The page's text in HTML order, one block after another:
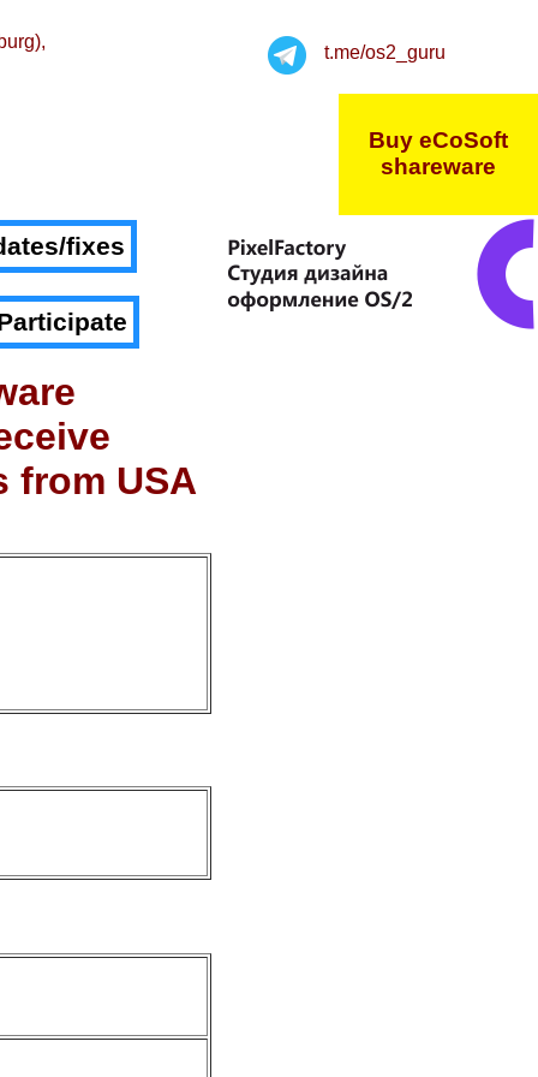
t.me/os2_guru
Buy eCoSoft
shareware
fixes
from USA